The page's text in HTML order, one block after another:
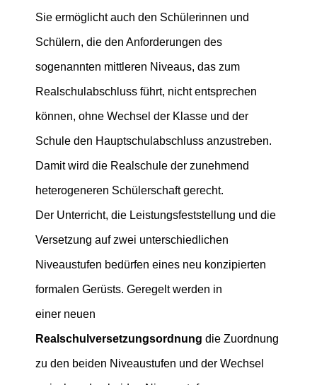
Sie ermöglicht auch den Schülerinnen und
Schülern, die den Anforderungen des
sogenannten mittleren Niveaus, das zum
Realschulabschluss führt, nicht entsprechen
können, ohne Wechsel der Klasse und der
Schule den Hauptschulabschluss anzustreben.
Damit wird die Realschule der zunehmend
heterogeneren Schülerschaft gerecht.
Der Unterricht, die Leistungsfeststellung und die
Versetzung auf zwei unterschiedlichen
Niveaustufen bedürfen eines neu konzipierten
formalen Gerüsts. Geregelt werden in
einer neuen
Realschulversetzungsordnung die Zuordnung
zu den beiden Niveaustufen und der Wechsel